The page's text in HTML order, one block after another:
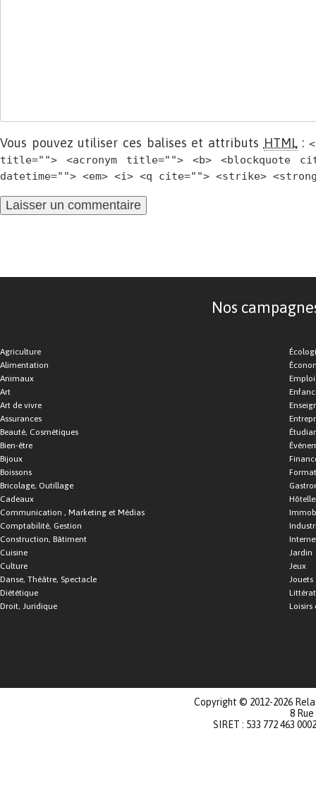
Vous pouvez utiliser ces balises et attributs HTML:
title=""> <acronym title=""> <b> <blockquote
datetime=""> <em> <i> <q cite=""> <strike>
Nos
Agriculture
Alimentation
Animaux
Art
Art de vivre
Assurances
Beauté, Cosmétiques
Bien-être
Bijoux
Boissons
Bricolage, Outillage
Cadeaux
Communication , Marketing et Médias
Comptabilité, Gestion
Construction, Bâtiment
Cuisine
Culture
Danse, Théâtre, Spectacle
Diététique
Droit, Juridique
Emploi
Jardin
Jeux
Jouets
Loisirs
Copyright © 2012-2026
8
SIRET : 533 772 463